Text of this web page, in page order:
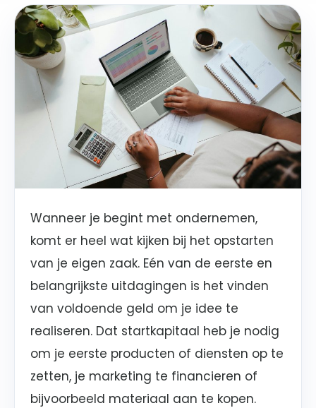
Wanneer je begint met ondernemen,
komt er heel wat kijken bij het opstarten
van je eigen zaak. Eén van de eerste en
belangrijkste uitdagingen is het vinden
van voldoende geld om je idee te
realiseren. Dat startkapitaal heb je nodig
om je eerste producten of diensten op te
zetten, je marketing te financieren of
bijvoorbeeld materiaal aan te kopen.